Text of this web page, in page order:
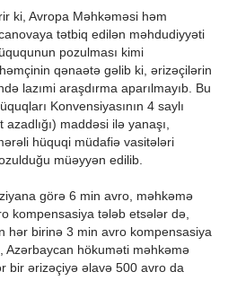
ki, Avropa Məhkəməsi həm
tətbiq edilən məhdudiyyəti
pozulması kimi
qənaətə gəlib ki, ərizəçilərin
lazımi araşdırma aparılmayıb. Bu
Konvensiyasının 4 saylı
maddəsi ilə yanaşı,
hüquqi müdafiə vasitələri
müəyyən edilib.
görə 6 min avro, məhkəmə
kompensasiya tələb etsələr də,
hər birinə 3 min avro kompensasiya
Azərbaycan hökuməti məhkəmə
bir ərizəçiyə əlavə 500 avro da